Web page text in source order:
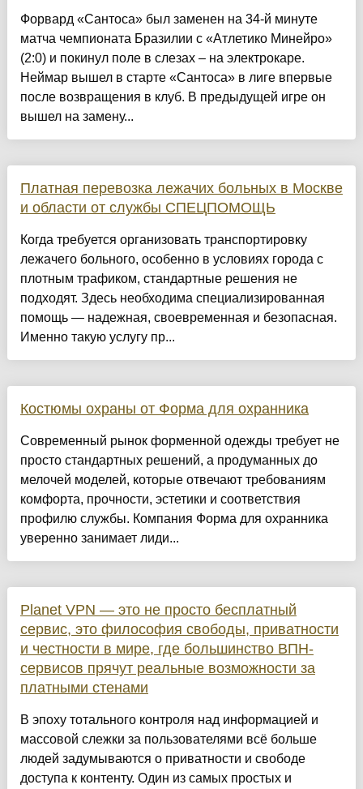
Форвард «Сантоса» был заменен на 34-й минуте
матча чемпионата Бразилии с «Атлетико Минейро»
(2:0) и покинул поле в слезах – на электрокаре.
Неймар вышел в старте «Сантоса» в лиге впервые
после возвращения в клуб. В предыдущей игре он
вышел на замену...
Платная перевозка лежачих больных в Москве
и области от службы СПЕЦПОМОЩЬ
Когда требуется организовать транспортировку
лежачего больного, особенно в условиях города с
плотным трафиком, стандартные решения не
подходят. Здесь необходима специализированная
помощь — надежная, своевременная и безопасная.
Именно такую услугу пр...
Костюмы охраны от Форма для охранника
Современный рынок форменной одежды требует не
просто стандартных решений, а продуманных до
мелочей моделей, которые отвечают требованиям
комфорта, прочности, эстетики и соответствия
профилю службы. Компания Форма для охранника
уверенно занимает лиди...
Planet VPN — это не просто бесплатный
сервис, это философия свободы, приватности
и честности в мире, где большинство ВПН-
сервисов прячут реальные возможности за
платными стенами
В эпоху тотального контроля над информацией и
массовой слежки за пользователями всё больше
людей задумываются о приватности и свободе
доступа к контенту. Один из самых простых и